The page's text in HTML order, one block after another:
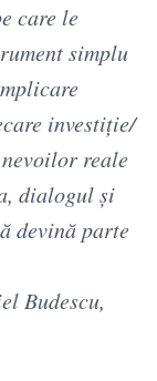
care le
simplu
investiție/
reale
dialogul și
devină parte
Budescu,